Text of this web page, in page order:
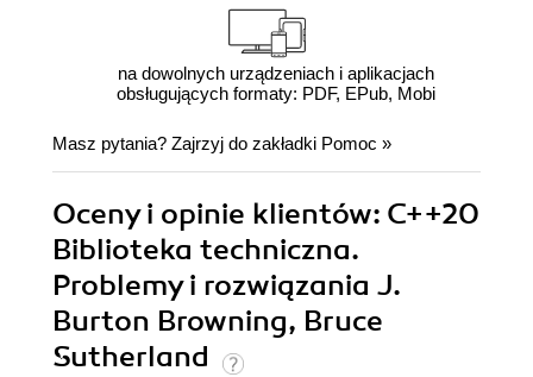
na dowolnych urządzeniach i aplikacjach
obsługujących formaty: PDF, EPub, Mobi
Masz pytania? Zajrzyj do zakładki Pomoc »
Oceny i opinie klientów: C++20
Biblioteka techniczna.
Problemy i rozwiązania J.
Burton Browning, Bruce
Sutherland